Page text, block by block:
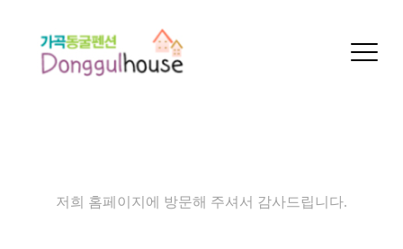
저희 홈페이지에 방문해 주셔서 감사드립니다.